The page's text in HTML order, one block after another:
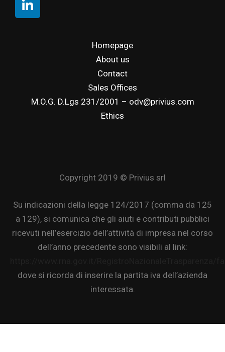
Homepage
About us
Contact
Sales Offices
M.O.G. D.Lgs 231/2001 – odv@privius.com
Ethics
Copyright 2019 © Privius srl
Su indicazioni della legge 124/2017 (comma da 125
a 129), si comunica che gli aiuti e contributi pubblici
ricevuti nell’esercizio dell’attività di impresa nel corso
dell’anno precedente sono visibili al link:
dove si ricorda di inserire la partita iva dell’azienda
interessata.